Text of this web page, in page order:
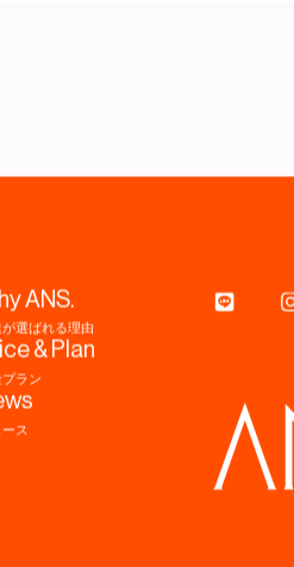
ANS.
が選ばれる理由
& Plan
ラン
ス